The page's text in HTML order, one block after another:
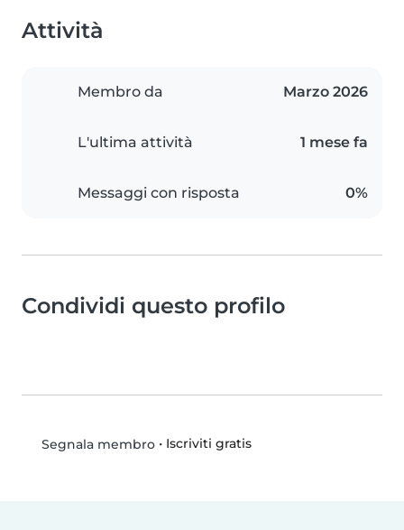
Attività
Membro da Marzo 2026
L'ultima attività 1 mese fa
Messaggi con risposta 0%
Condividi questo profilo
Segnala membro• Iscriviti gratis